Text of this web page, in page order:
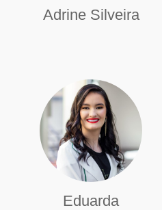
Adrine Silveira
Eduarda